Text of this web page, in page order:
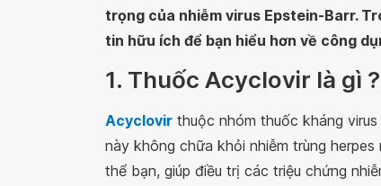
trọng của nhiễm virus Epstein-Barr.
tin hữu ích để bạn hiểu hơn về công
1. Thuốc Acyclovir là gì ?
Acyclovir thuộc nhóm thuốc kháng
này không chữa khỏi nhiễm trùng
thể bạn, giúp điều trị các triệu chứng